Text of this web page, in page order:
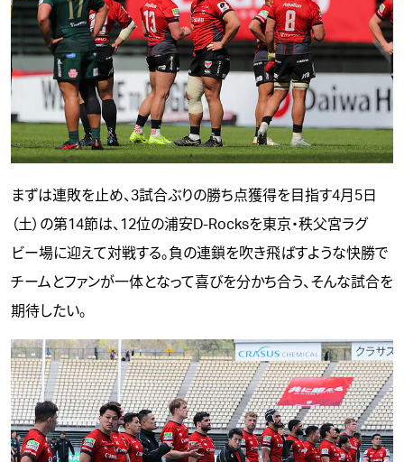
まずは連敗を止め、3試合ぶりの勝ち点獲得を目指す4月5日
（土）の第14節は、12位の浦安D-Rocksを東京・秩父宮ラグ
ビー場に迎えて対戦する。負の連鎖を吹き飛ばすような快勝で
チームとファンが一体となって喜びを分かち合う、そんな試合を
期待したい。